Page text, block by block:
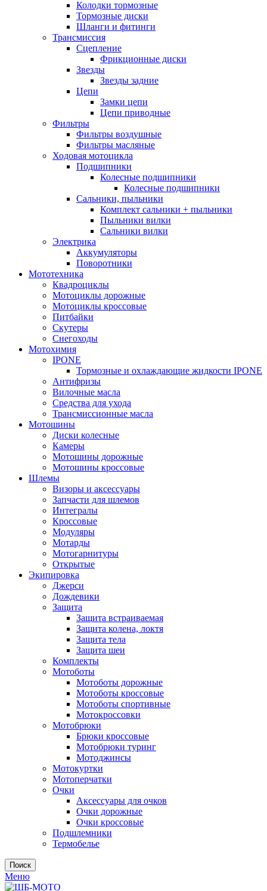
Колодки тормозные
Тормозные диски
Шланги и фитинги
Трансмиссия
Cцепление
Фрикционные диски
Звезды
Звезды задние
Цепи
Замки цепи
Цепи приводные
Фильтры
Фильтры воздушные
Фильтры масляные
Ходовая мотоцикла
Подшипники
Колесные подшипники
Колесные подшипники
Сальники, пыльники
Комплект сальники + пыльники
Пыльники вилки
Сальники вилки
Электрика
Аккумуляторы
Поворотники
Мототехника
Квадроциклы
Мотоциклы дорожные
Мотоциклы кроссовые
Питбайки
Скутеры
Снегоходы
Мотохимия
IPONE
Тормозные и охлаждающие жидкости IPONE
Антифризы
Вилочные масла
Средства для ухода
Трансмиссионные масла
Мотошины
Диски колесные
Камеры
Мотошины дорожные
Мотошины кроссовые
Шлемы
Визоры и аксессуары
Запчасти для шлемов
Интегралы
Кроссовые
Модуляры
Мотарды
Мотогарнитуры
Открытые
Экипировка
Джерси
Дождевики
Защита
Защита встраиваемая
Защита колена, локтя
Защита тела
Защита шеи
Комплекты
Мотоботы
Мотоботы дорожные
Мотоботы кроссовые
Мотоботы спортивные
Мотокроссовки
Мотобрюки
Брюки кроссовые
Мотобрюки туринг
Мотоджинсы
Мотокуртки
Мотоперчатки
Очки
Аксессуары для очков
Очки дорожные
Очки кроссовые
Подшлемники
Термобелье
Поиск
Меню